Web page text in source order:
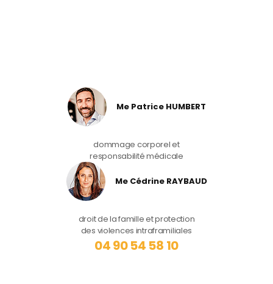
Me Patrice HUMBERT
dommage corporel et
responsabilité médicale
Me Cédrine RAYBAUD
droit de la famille et protection
des violences intraframiliales
04 90 54 58 10